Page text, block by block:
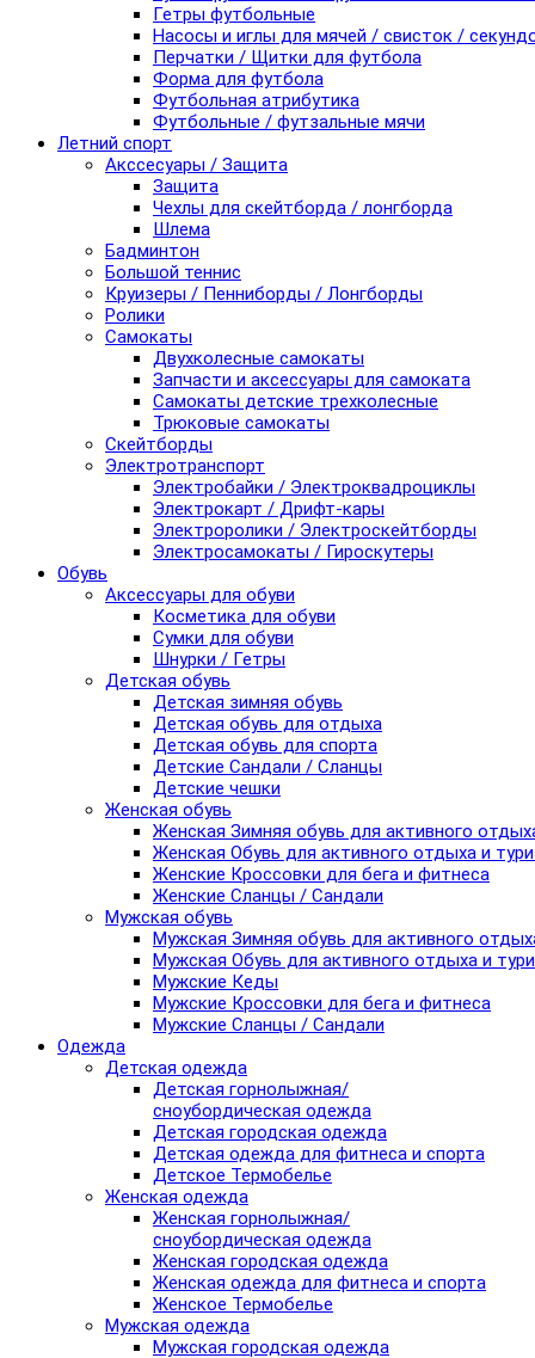
Гетры футбольные
Насосы и иглы для мячей / свисток /
Перчатки / Щитки для футбола
Форма для футбола
Футбольная атрибутика
Футбольные / футзальные мячи
Летний спорт
Акссесуары / Защита
Защита
Чехлы для скейтборда / лонгборда
Шлема
Бадминтон
Большой теннис
Круизеры / Пенниборды / Лонгборды
Ролики
Самокаты
Двухколесные самокаты
Запчасти и аксессуары для самоката
Самокаты детские трехколесные
Трюковые самокаты
Скейтборды
Электротранспорт
Электробайки / Электроквадроциклы
Электрокарт / Дрифт-кары
Электроролики / Электроскейтборды
Электросамокаты / Гироскутеры
Обувь
Аксессуары для обуви
Косметика для обуви
Сумки для обуви
Шнурки / Гетры
Детская обувь
Детская зимняя обувь
Детская обувь для отдыха
Детская обувь для спорта
Детские Сандали / Сланцы
Детские чешки
Женская обувь
Женская Зимняя обувь для активного
Женская Обувь для активного отдыха и
Женские Кроссовки для бега и фитнеса
Женские Сланцы / Сандали
Мужская обувь
Мужская Зимняя обувь для активного
Мужская Обувь для активного отдыха и
Мужские Кеды
Мужские Кроссовки для бега и фитнеса
Мужские Сланцы / Сандали
Одежда
Детская одежда
Детская горнолыжная/
сноубордическая одежда
Детская городская одежда
Детская одежда для фитнеса и спорта
Детское Термобелье
Женская одежда
Женская горнолыжная/
сноубордическая одежда
Женская городская одежда
Женская одежда для фитнеса и спорта
Женское Термобелье
Мужская одежда
Мужская городская одежда